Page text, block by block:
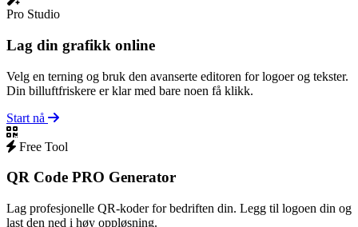
Pro Studio
Lag din grafikk online
Velg en terning og bruk den avanserte editoren for logoer og tekster.
Din billuftfriskere er klar med bare noen få klikk.
Start nå
Free Tool
QR Code PRO Generator
Lag profesjonelle QR-koder for bedriften din. Legg til logoen din og
last den ned i høy oppløsning.